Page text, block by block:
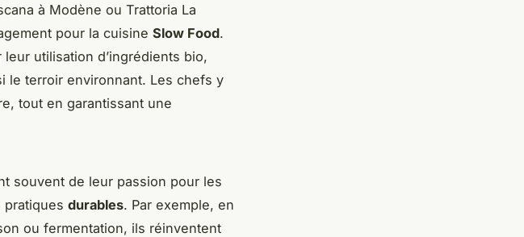
à Modène ou Trattoria La
pour la cuisine Slow Food.
utilisation d’ingrédients bio,
le terroir environnant. Les chefs y
tout en garantissant une
souvent de leur passion pour les
pratiques durables. Par exemple, en
ou fermentation, ils réinventent